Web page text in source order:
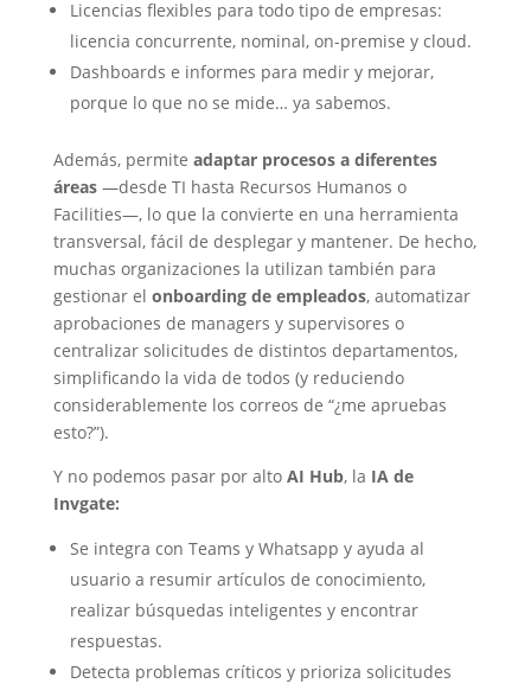
Licencias flexibles para todo tipo de empresas:
licencia concurrente, nominal, on-premise y cloud.
Dashboards e informes para medir y mejorar,
porque lo que no se mide… ya sabemos.
Además, permite adaptar procesos a diferentes
áreas—desde TI hasta Recursos Humanos o
Facilities—, lo que la convierte en una herramienta
transversal, fácil de desplegar y mantener. De hecho,
muchas organizaciones la utilizan también para
gestionar el onboarding de empleados, automatizar
aprobaciones de managers y supervisores o
centralizar solicitudes de distintos departamentos,
simplificando la vida de todos (y reduciendo
considerablemente los correos de “¿me apruebas
esto?”).
Y no podemos pasar por alto AI Hub, la IA de
Invgate:
Se integra con Teams y Whatsapp y ayuda al
usuario a resumir artículos de conocimiento,
realizar búsquedas inteligentes y encontrar
respuestas.
Detecta problemas críticos y prioriza solicitudes